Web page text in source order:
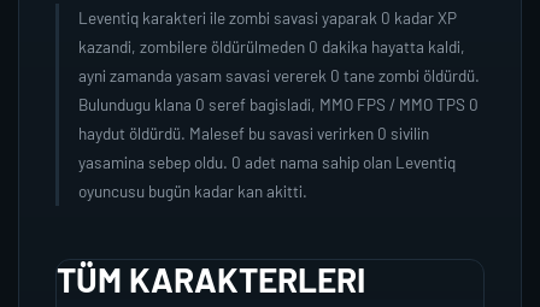
Leventiq karakteri ile zombi savasi yaparak 0 kadar XP
kazandi, zombilere öldürülmeden 0 dakika hayatta kaldi,
ayni zamanda yasam savasi vererek 0 tane zombi öldürdü.
Bulundugu klana 0 seref bagisladi, MMO FPS / MMO TPS 0
haydut öldürdü. Malesef bu savasi verirken 0 sivilin
yasamina sebep oldu. 0 adet nama sahip olan Leventiq
oyuncusu bugün kadar kan akitti.
TÜM KARAKTERLERI